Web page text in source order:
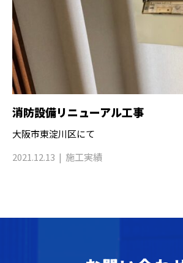
消防設備リニューアル工事
大阪市東淀川区にて
2021.12.13
施工実績